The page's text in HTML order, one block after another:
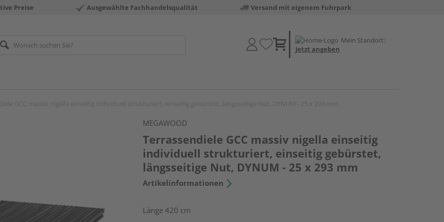
Preise Ausgewählte Fachhandelsqualität Versand mit eigenem Fuhrpark
Mein Standort:
Jetzt angeben
MEGAWOOD
Terrassendiele GCC massiv nigella einseitig
individuell strukturiert, einseitig gebürstet,
längsseitige Nut, DYNUM - 25 x 293 mm
Artikelinformationen
Länge 420 cm